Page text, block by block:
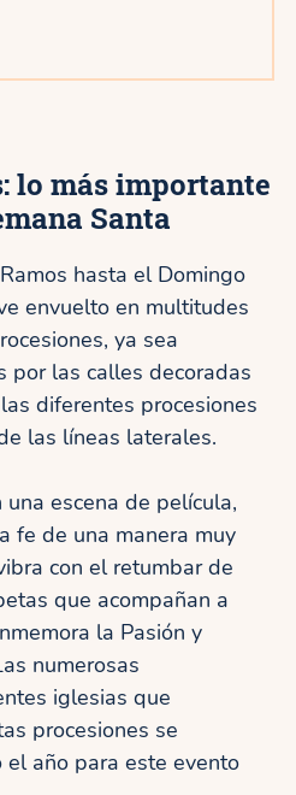
lo más importante
Santa
hasta el Domingo
envuelto en multitudes
ya sea
por las calles decoradas
diferentes procesiones
las líneas laterales.
escena de película,
fe de una manera muy
con el retumbar de
que acompañan a
la Pasión y
numerosas
iglesias que
procesiones se
año para este evento